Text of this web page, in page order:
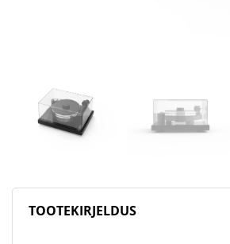
TOOTEKIRJELDUS